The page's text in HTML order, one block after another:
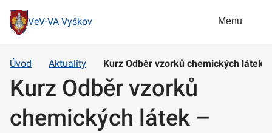
VeV-VA Vyškov Menu
Úvod Aktuality Kurz Odběr vzorků chemických látek
Kurz Odběr vzorků
chemických látek –